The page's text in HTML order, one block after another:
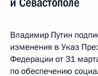
Владимир Путин
изменения в Указ
Федерации от 31
по обеспечению